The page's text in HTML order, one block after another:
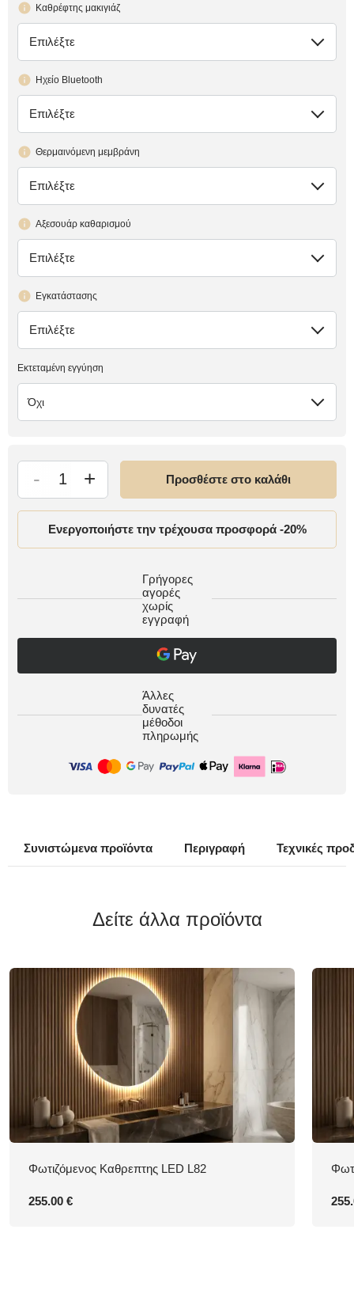
Καθρέφτης μακιγιάζ
έλλειψη
Επιλέξτε
Ηχείο Bluetooth
έλλειψη
Επιλέξτε
Θερμαινόμενη μεμβράνη
έλλειψη
Επιλέξτε
Αξεσουάρ καθαρισμού
έλλειψη
Επιλέξτε
Εγκατάστασης
έλλειψη
Επιλέξτε
Εκτεταμένη εγγύηση
Όχι
- + Προσθέστε στο καλάθι
Ενεργοποιήστε την τρέχουσα προσφορά -20%
Γρήγορες
αγορές
χωρίς
εγγραφή
Άλλες
δυνατές
μέθοδοι
πληρωμής
Συνιστώμενα προϊόντα Περιγραφή Τεχνικές
Δείτε άλλα προϊόντα
Φωτιζόμενος Καθρεπτης LED L82
255.00 €